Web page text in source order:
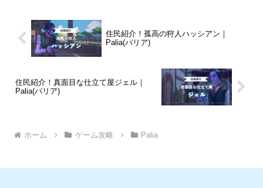
住民紹介！孤高の狩人ハッシアン｜
Palia(パリア)
住民紹介！真面目な仕立て屋ジェル｜
Palia(パリア)
ホーム ゲーム攻略 Palia